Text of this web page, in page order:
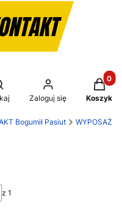
wyszukiwarkę
Zaloguj się Koszyk
Bogumił Pasiut
z 1